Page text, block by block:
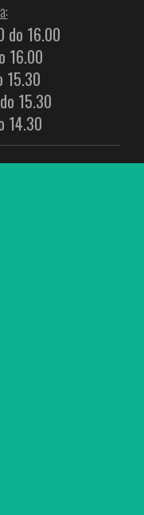
do 16.00
16.00
15.30
15.30
14.30